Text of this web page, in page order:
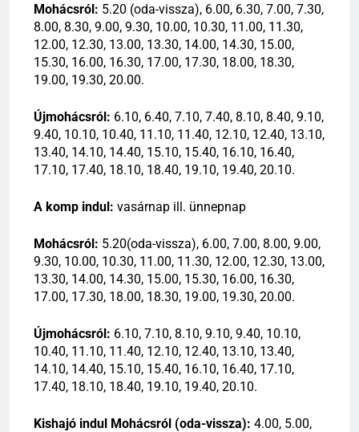
Mohácsról: 5.20 (oda-vissza), 6.00, 6.30, 7.00, 7.30,
8.00, 8.30, 9.00, 9.30, 10.00, 10.30, 11.00, 11.30,
12.00, 12.30, 13.00, 13.30, 14.00, 14.30, 15.00,
15.30, 16.00, 16.30, 17.00, 17.30, 18.00, 18.30,
19.00, 19.30, 20.00.
Újmohácsról: 6.10, 6.40, 7.10, 7.40, 8.10, 8.40, 9.10,
9.40, 10.10, 10.40, 11.10, 11.40, 12.10, 12.40, 13.10,
13.40, 14.10, 14.40, 15.10, 15.40, 16.10, 16.40,
17.10, 17.40, 18.10, 18.40, 19.10, 19.40, 20.10.
A komp indul: vasárnap ill. ünnepnap
Mohácsról: 5.20(oda-vissza), 6.00, 7.00, 8.00, 9.00,
9.30, 10.00, 10.30, 11.00, 11.30, 12.00, 12.30, 13.00,
13.30, 14.00, 14.30, 15.00, 15.30, 16.00, 16.30,
17.00, 17.30, 18.00, 18.30, 19.00, 19.30, 20.00.
Újmohácsról: 6.10, 7.10, 8.10, 9.10, 9.40, 10.10,
10.40, 11.10, 11.40, 12.10, 12.40, 13.10, 13.40,
14.10, 14.40, 15.10, 15.40, 16.10, 16.40, 17.10,
17.40, 18.10, 18.40, 19.10, 19.40, 20.10.
Kishajó indul Mohácsról (oda-vissza): 4.00, 5.00,